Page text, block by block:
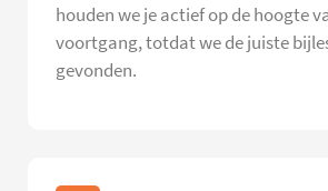
houden we je actief op de hoogte
voortgang, totdat we de juiste
gevonden.